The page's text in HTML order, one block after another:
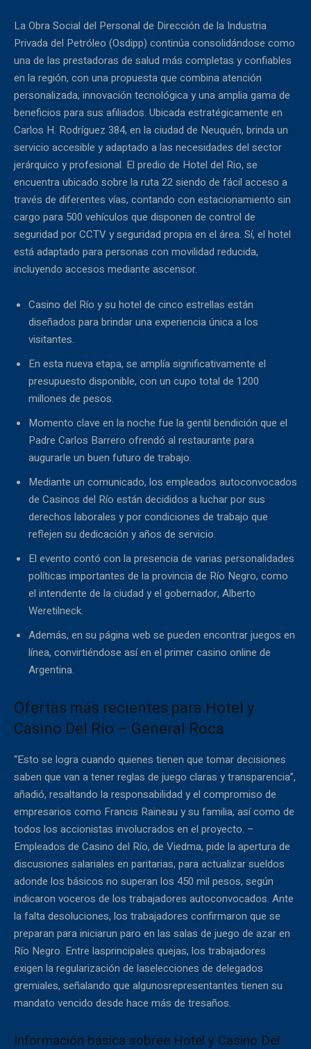
La Obra Social del Personal de Dirección de la Industria
Privada del Petróleo (Osdipp) continúa consolidándose como
una de las prestadoras de salud más completas y confiables
en la región, con una propuesta que combina atención
personalizada, innovación tecnológica y una amplia gama de
beneficios para sus afiliados. Ubicada estratégicamente en
Carlos H. Rodríguez 384, en la ciudad de Neuquén, brinda un
servicio accesible y adaptado a las necesidades del sector
jerárquico y profesional. El predio de Hotel del Rio, se
encuentra ubicado sobre la ruta 22 siendo de fácil acceso a
través de diferentes vías, contando con estacionamiento sin
cargo para 500 vehículos que disponen de control de
seguridad por CCTV y seguridad propia en el área. Sí, el hotel
está adaptado para personas con movilidad reducida,
incluyendo accesos mediante ascensor.
Casino del Río y su hotel de cinco estrellas están
diseñados para brindar una experiencia única a los
visitantes.
En esta nueva etapa, se amplía significativamente el
presupuesto disponible, con un cupo total de 1200
millones de pesos.
Momento clave en la noche fue la gentil bendición que el
Padre Carlos Barrero ofrendó al restaurante para
augurarle un buen futuro de trabajo.
Mediante un comunicado, los empleados autoconvocados
de Casinos del Río están decididos a luchar por sus
derechos laborales y por condiciones de trabajo que
reflejen su dedicación y años de servicio.
El evento contó con la presencia de varias personalidades
políticas importantes de la provincia de Río Negro, como
el intendente de la ciudad y el gobernador, Alberto
Weretilneck.
Además, en su página web se pueden encontrar juegos en
línea, convirtiéndose así en el primer casino online de
Argentina.
Ofertas más recientes para Hotel y
Casino Del Río – General Roca
“Esto se logra cuando quienes tienen que tomar decisiones
saben que van a tener reglas de juego claras y transparencia”,
añadió, resaltando la responsabilidad y el compromiso de
empresarios como Francis Raineau y su familia, así como de
todos los accionistas involucrados en el proyecto. –
Empleados de Casino del Río, de Viedma, pide la apertura de
discusiones salariales en paritarias, para actualizar sueldos
adonde los básicos no superan los 450 mil pesos, según
indicaron voceros de los trabajadores autoconvocados. Ante
la falta desoluciones, los trabajadores confirmaron que se
preparan para iniciarun paro en las salas de juego de azar en
Río Negro. Entre lasprincipales quejas, los trabajadores
exigen la regularización de laselecciones de delegados
gremiales, señalando que algunosrepresentantes tienen su
mandato vencido desde hace más de tresaños.
Información básica sobree Hotel y Casino Del